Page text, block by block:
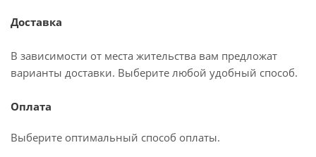
Доставка
В зависимости от места жительства вам предложат
варианты доставки. Выберите любой удобный способ.
Оплата
Выберите оптимальный способ оплаты.